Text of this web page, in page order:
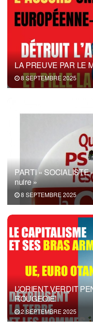
LA PREUVE PAR LE
8 SEPTEMBRE 2025
PARTI « SOCIALISTE
nuire »
8 SEPTEMBRE 2025
L’ORIENT VERDIT
ROUGEOIE!
2 SEPTEMBRE 2025